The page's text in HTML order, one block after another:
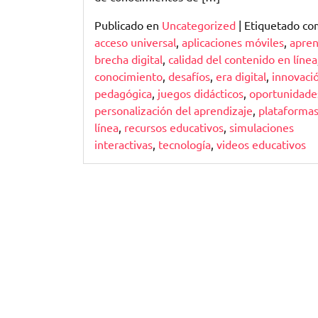
Publicado en Uncategorized | Etiquetado
acceso universal, aplicaciones móviles,
brecha digital, calidad del contenido en línea
conocimiento, desafíos, era digital,
pedagógica, juegos didácticos,
personalización del aprendizaje,
línea, recursos educativos, simulaciones
interactivas, tecnología, videos educativos